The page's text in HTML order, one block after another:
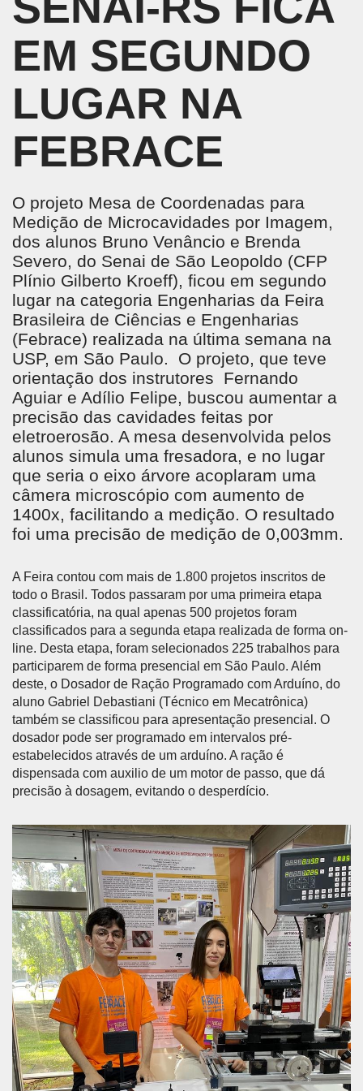
EM SEGUNDO
LUGAR NA
FEBRACE
O projeto Mesa de Coordenadas para
Medição de Microcavidades por Imagem,
dos alunos Bruno Venâncio e Brenda
Severo, do Senai de São Leopoldo (CFP
Plínio Gilberto Kroeff), ficou em segundo
lugar na categoria Engenharias da Feira
Brasileira de Ciências e Engenharias
(Febrace) realizada na última semana na
USP, em São Paulo. O projeto, que teve
orientação dos instrutores Fernando
Aguiar e Adílio Felipe, buscou aumentar a
precisão das cavidades feitas por
eletroerosão. A mesa desenvolvida pelos
alunos simula uma fresadora, e no lugar
que seria o eixo árvore acoplaram uma
câmera microscópio com aumento de
1400x, facilitando a medição. O resultado
foi uma precisão de medição de 0,003mm.
A Feira contou com mais de 1.800 projetos inscritos de
todo o Brasil. Todos passaram por uma primeira etapa
classificatória, na qual apenas 500 projetos foram
classificados para a segunda etapa realizada de forma on-
line. Desta etapa, foram selecionados 225 trabalhos para
participarem de forma presencial em São Paulo. Além
deste, o Dosador de Ração Programado com Arduíno, do
aluno Gabriel Debastiani (Técnico em Mecatrônica)
também se classificou para apresentação presencial. O
dosador pode ser programado em intervalos pré-
estabelecidos através de um arduíno. A ração é
dispensada com auxilio de um motor de passo, que dá
precisão à dosagem, evitando o desperdício.